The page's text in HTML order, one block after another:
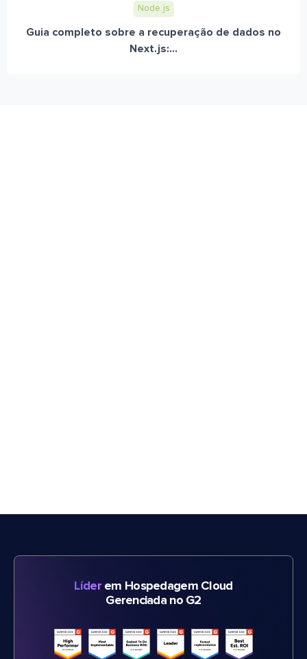
Node.js
Guia completo sobre a recuperação de dados no
Next.js:...
Líderem Hospedagem Cloud
Gerenciada no G2